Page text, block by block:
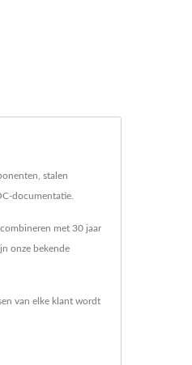
stalen
documentatie.
met 30 jaar
onze bekende
van elke klant wordt